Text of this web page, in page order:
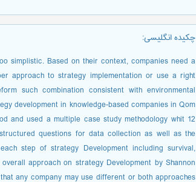
چکیده انگلیسی:
simplistic. Based on their context, companies need a
approach to strategy implementation or use a right
such combination consistent with environmental
development in knowledge-based companies in Qom
and used a multiple case study methodology whit 12
questions for data collection as well as the
step of strategy Development including survival,
approach on strategy Development by Shannon
any company may use different or both approaches